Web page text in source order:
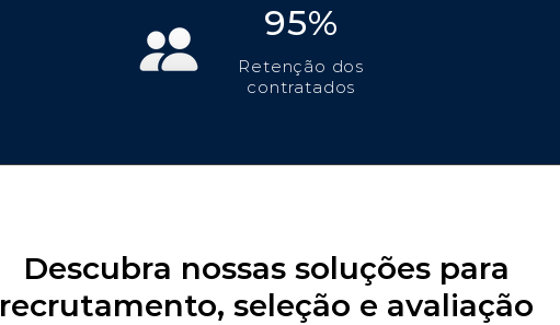
95%
Retenção dos
contratados
Descubra nossas soluções para
recrutamento, seleção e avaliação